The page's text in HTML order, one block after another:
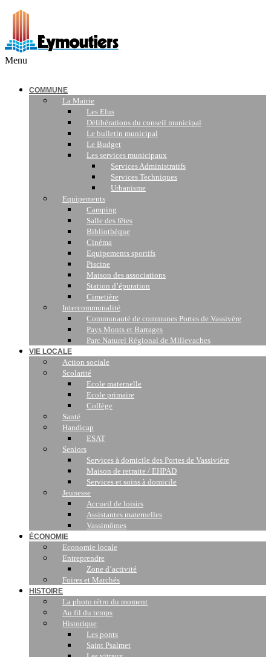
Menu
COMMUNE
La Mairie
Les Elus
Délibérations du conseil municipal
Le bulletin municipal
Le Budget
Les services municipaux
Services Administratifs
Services Techniques
Urbanisme
Equipements
Camping
Salle des fêtes
Bibliothèque
Cinéma
Equipements sportifs
Piscine
Maison des associations
Station d’épuration
Cimetière
Intercommunalité
Communauté de communes Portes de Vassivère
Pays Monts et Barrages
Parc Naturel Régional de Millevaches
VIE LOCALE
Action sociale
Scolarité
Ecole maternelle
Ecole primaire
Collège
Santé
Handicap
ESAT
Seniors
Services à domicile des Portes de Vassivière
Maison de retraite / EHPAD
Services et soins à domicile
Jeunesse
Accueil de loisirs
Assistantes maternelles
Vassimômes
ÉCONOMIE
Economie locale
Entreprendre
Zone d’activité
Foires et Marchés
HISTOIRE
La photo rétro du moment
Au fil du temps
Historique
Les ponts
Saint Psalmet